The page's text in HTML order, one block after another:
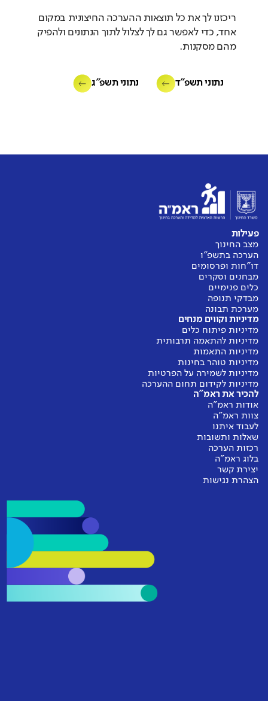
ריכזנו לך את כל תוצאות ההערכה החיצונית במקום
אחד, כדי לאפשר גם לך לצלול לתוך הנתונים ולהפיק
מהם מסקנות.
נתוני תשפ"ד נתוני תשפ"ג
פעילות
מצב החינוך
הערכה בתשפ"ו
דו"חות ופרסומים
מבחנים וסקרים
כלים פנימיים
מבדקי תנופה
מערכת תבונה
מדיניות וקווים מנחים
מדיניות פיתוח כלים
מדיניות להתאמה תרבותית
מדיניות התאמות
מדיניות טוהר בחינות
מדיניות לשמירה על הפרטיות
מדיניות לקידום תחום ההערכה
להכיר את ראמ"ה
אודות ראמ"ה
צוות ראמ"ה
לעבוד איתנו
שאלות ותשובות
רכזות הערכה
בלוג ראמ"ה
יצירת קשר
הצהרת נגישות